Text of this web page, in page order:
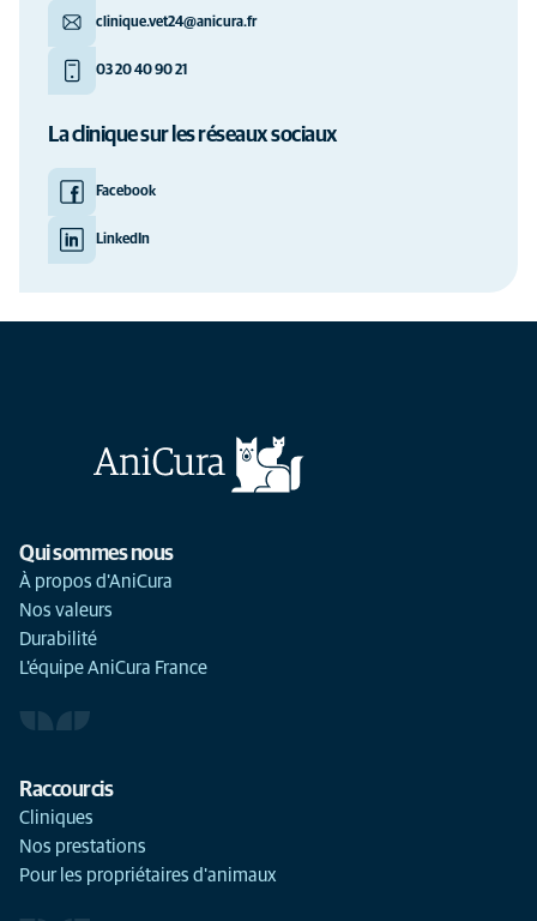
clinique.vet24@anicura.fr
03 20 40 90 21
La clinique sur les réseaux sociaux
Facebook
LinkedIn
Qui sommes nous
À propos d'AniCura
Nos valeurs
Durabilité
L'équipe AniCura France
Raccourcis
Cliniques
Nos prestations
Pour les propriétaires d'animaux